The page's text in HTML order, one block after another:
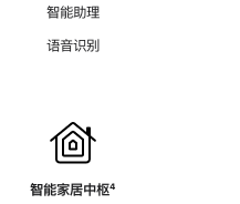
智能助理
语音识别
智能家居中枢脚
⁴